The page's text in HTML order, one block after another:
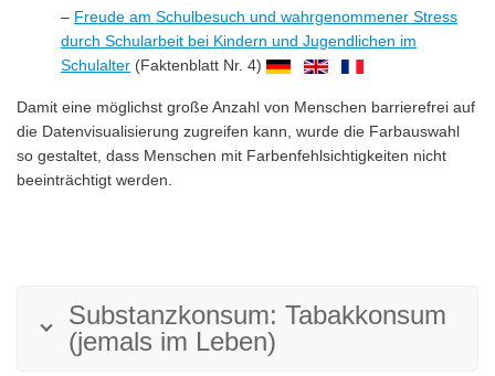
– Freude am Schulbesuch und wahrgenommener Stress
durch Schularbeit bei Kindern und Jugendlichen im
Schulalter (Faktenblatt Nr. 4)
Damit eine möglichst große Anzahl von Menschen barrierefrei auf
die Datenvisualisierung zugreifen kann, wurde die Farbauswahl
so gestaltet, dass Menschen mit Farbenfehlsichtigkeiten nicht
beeinträchtigt werden.
Substanzkonsum: Tabakkonsum
(jemals im Leben)